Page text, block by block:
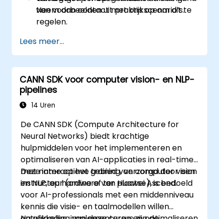
van voorbeelden uit praktijkscenario’s.
Neem dan contact met ons op om dit te
regelen.
Lees meer...
CANN SDK voor computer vision- en NLP-
pipelines
14 Uren
De CANN SDK (Compute Architecture for
Neural Networks) biedt krachtige
hulpmiddelen voor het implementeren en
optimaliseren van AI-applicaties in real-time,
met name op het gebied van computer vision
en NLP, op hardware van Huawei Ascend.
Deze interactieve training, verzorgd door een
instructeur (online of ter plaatse), is bedoeld
voor AI-professionals met een middenniveau
kennis die visie- en taalmodellen willen